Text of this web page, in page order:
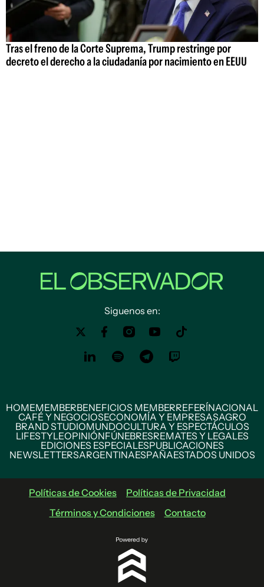
Tras el freno de la Corte Suprema, Trump restringe por
decreto el derecho a la ciudadanía por nacimiento en EEUU
Siguenos en:
HOMEMEMBERBENEFICIOS MEMBERREFERÍNACIONAL
CAFÉ Y NEGOCIOSECONOMÍA Y EMPRESASAGRO
BRAND STUDIOMUNDOCULTURA Y ESPECTÁCULOS
LIFESTYLEOPINIÓNFÚNEBRESREMATES Y LEGALES
EDICIONES ESPECIALESPUBLICACIONES
NEWSLETTERSARGENTINAESPAÑAESTADOS UNIDOS
Políticas de Cookies
Políticas de Privacidad
Términos y Condiciones
Contacto